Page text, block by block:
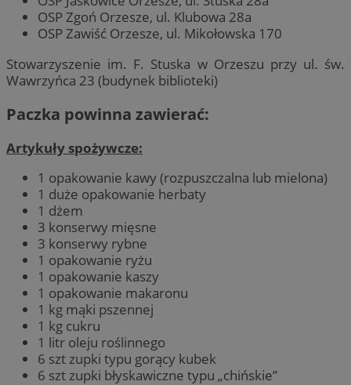
OSP Zgoń Orzesze, ul. Klubowa 28a
OSP Zawiść Orzesze, ul. Mikołowska 170
Stowarzyszenie im. F. Stuska w Orzeszu przy ul. św.
Wawrzyńca 23 (budynek biblioteki)
Paczka powinna zawierać:
Artykuły spożywcze:
1 opakowanie kawy (rozpuszczalna lub mielona)
1 duże opakowanie herbaty
1 dżem
3 konserwy mięsne
3 konserwy rybne
1 opakowanie ryżu
1 opakowanie kaszy
1 opakowanie makaronu
1 kg mąki pszennej
1 kg cukru
1 litr oleju roślinnego
6 szt zupki typu gorący kubek
6 szt zupki błyskawiczne typu „chińskie”